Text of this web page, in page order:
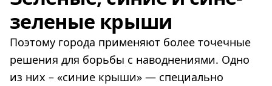
зеленые крыши
Поэтому города применяют более точечные
решения для борьбы с наводнениями. Одно
из них – «синие крыши» — специально